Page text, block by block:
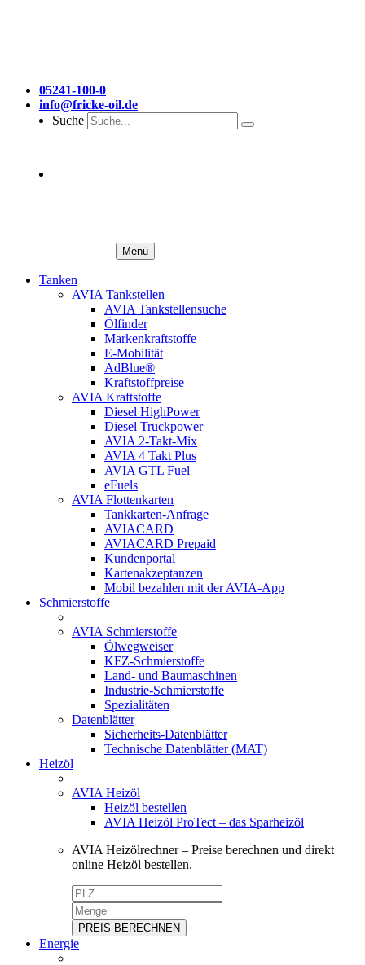
05241-100-0
info@fricke-oil.de
Suche
Menü
Tanken
AVIA Tankstellen
AVIA Tankstellensuche
Ölfinder
Markenkraftstoffe
E-Mobilität
AdBlue®
Kraftstoffpreise
AVIA Kraftstoffe
Diesel HighPower
Diesel Truckpower
AVIA 2-Takt-Mix
AVIA 4 Takt Plus
AVIA GTL Fuel
eFuels
AVIA Flottenkarten
Tankkarten-Anfrage
AVIACARD
AVIACARD Prepaid
Kundenportal
Kartenakzeptanzen
Mobil bezahlen mit der AVIA-App
Schmierstoffe
AVIA Schmierstoffe
Ölwegweiser
KFZ-Schmierstoffe
Land- und Baumaschinen
Industrie-Schmierstoffe
Spezialitäten
Datenblätter
Sicherheits-Datenblätter
Technische Datenblätter (MAT)
Heizöl
AVIA Heizöl
Heizöl bestellen
AVIA Heizöl ProTect – das Sparheizöl
AVIA Heizölrechner – Preise berechnen und direkt
online Heizöl bestellen.
PREIS BERECHNEN
Energie